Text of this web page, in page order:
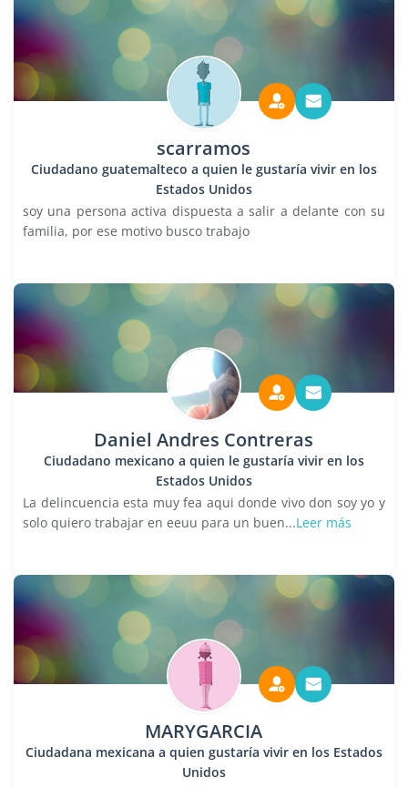
scarramos
Ciudadano guatemalteco a quien le gustaría vivir en los
Estados Unidos
soy una persona activa dispuesta a salir a delante con su
familia, por ese motivo busco trabajo
Daniel Andres Contreras
Ciudadano mexicano a quien le gustaría vivir en los
Estados Unidos
La delincuencia esta muy fea aqui donde vivo don soy yo y
solo quiero trabajar en eeuu para un buen...Leer más
MARYGARCIA
Ciudadana mexicana a quien gustaría vivir en los Estados
Unidos